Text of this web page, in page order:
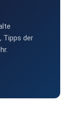
Tipps der